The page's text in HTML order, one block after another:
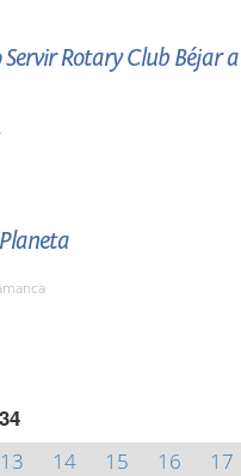
Rotary Club Béjar a
13 14 15 16 17